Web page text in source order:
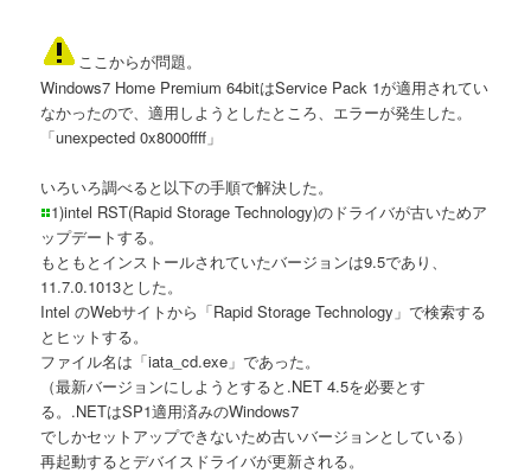
ここからが問題。
Windows7 Home Premium 64bitはService Pack 1が適用されてい
なかったので、適用しようとしたところ、エラーが発生した。
「unexpected 0x8000ffff」
いろいろ調べると以下の手順で解決した。
1)intel RST(Rapid Storage Technology)のドライバが古いためア
ップデートする。
もともとインストールされていたバージョンは9.5であり、
11.7.0.1013とした。
Intel のWebサイトから「Rapid Storage Technology」で検索する
とヒットする。
ファイル名は「iata_cd.exe」であった。
（最新バージョンにしようとすると.NET 4.5を必要とす
る。.NETはSP1適用済みのWindows7
でしかセットアップできないため古いバージョンとしている）
再起動するとデバイスドライバが更新される。